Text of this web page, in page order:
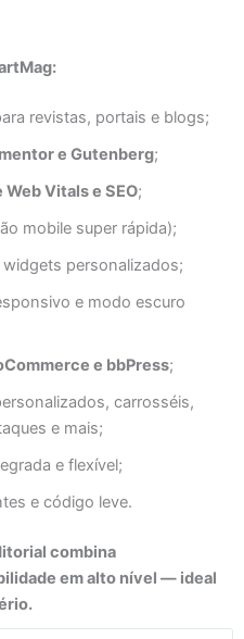
revistas, portais e blogs;
e Gutenberg;
Web Vitals e SEO;
mobile super rápida);
personalizados;
e modo escuro
e bbPress;
carrosséis,
e mais;
e flexível;
e código leve.
combina
em alto nível — ideal